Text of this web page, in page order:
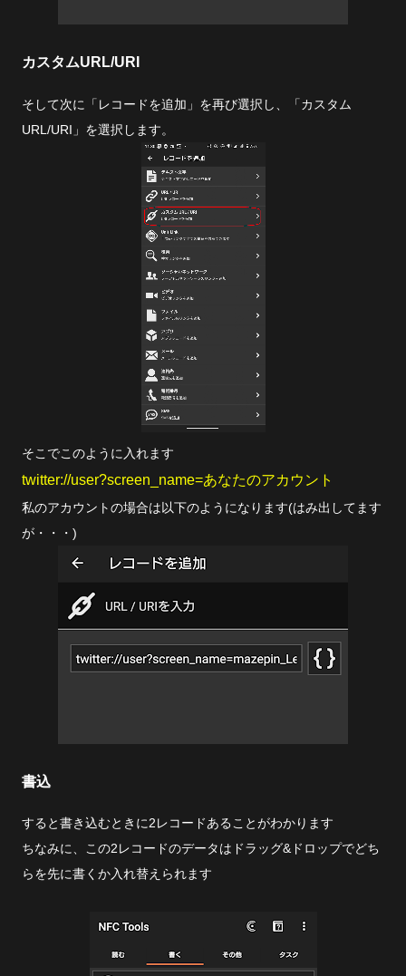
カスタムURL/URI
そして次に「レコードを追加」を再び選択し、「カスタム
URL/URI」を選択します。
そこでこのように入れます
twitter://user?screen_name=あなたのアカウント
私のアカウントの場合は以下のようになります(はみ出してます
が・・・)
書込
すると書き込むときに2レコードあることがわかります
ちなみに、この2レコードのデータはドラッグ&ドロップでどち
らを先に書くか入れ替えられます